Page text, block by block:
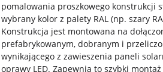
pomalowania proszkowego konstrukcji
wybrany kolor z palety RAL (np. szary
Konstrukcja jest montowana na
prefabrykowanym, dobranym i
wynikającego z zawieszenia paneli
oprawy LED. Zapewnia to szybki